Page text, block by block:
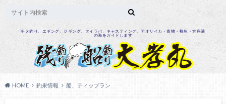
チヌ釣り、エギング、ジギング、タイラバ、キャスティング、アオリイカ・青物・根魚・方座浦
の海をガイドします
HOME 釣果情報 船、ティップラン